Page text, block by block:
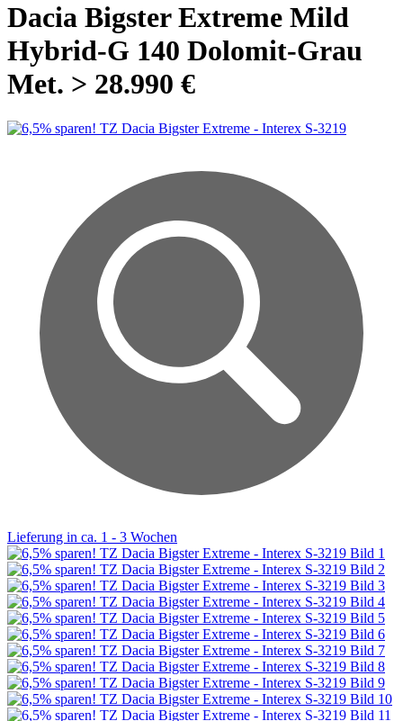
Dacia Bigster Extreme Mild
Hybrid-G 140 Dolomit-Grau
Met. > 28.990 €
Lieferung in ca. 1 - 3 Wochen